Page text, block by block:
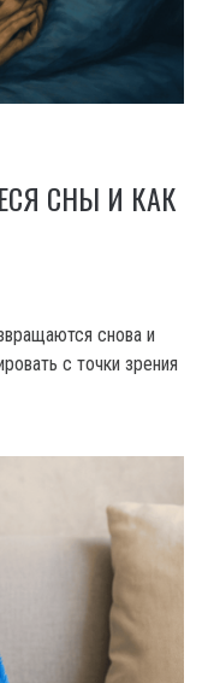
СНЫ И КАК
снова и
с точки зрения